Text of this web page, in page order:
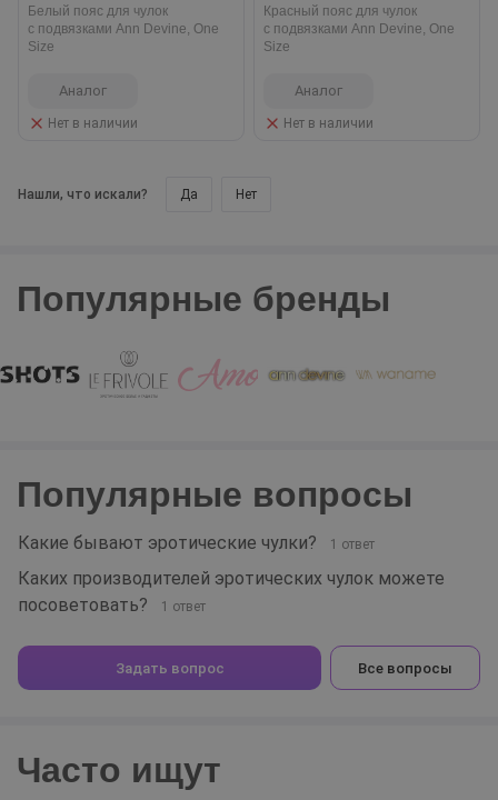
Белый пояс для чулок
с подвязками Ann Devine, One
Size
Аналог
Нет в наличии
Красный пояс для чулок
с подвязками Ann Devine, One
Size
Аналог
Нет в наличии
Нашли, что искали? Да Нет
Популярные бренды
Популярные вопросы
Какие бывают эротические чулки? 1 ответ
Каких производителей эротических чулок можете
посоветовать?
1 ответ
Задать вопрос Все вопросы
Часто ищут